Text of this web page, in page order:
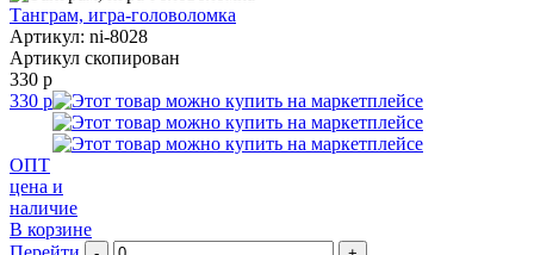
Танграм, игра-головоломка
Артикул: ni-8028
Артикул скопирован
330 р
330 р
ОПТ
цена и
наличие
В корзине